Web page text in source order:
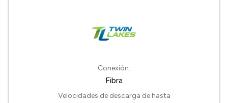
Conexión:
Fibra
Velocidades de descarga de hasta